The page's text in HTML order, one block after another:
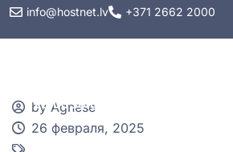
info@hostnet.lv +371 2662 2000
by Agnese
26 февраля, 2025